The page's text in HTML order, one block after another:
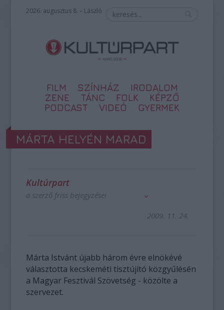
2026. augusztus 8. – László
FILM SZÍNHÁZ
IRODALOM
ZENE
TÁNC FOLK
KÉPZŐ
PODCAST
VIDEÓ GYERMEK
MÁRTA HELYÉN MARAD
Kultúrpart
a szerző friss bejegyzései
2009. 11. 24.
Márta Istvánt újabb három évre elnökévé
választotta kecskeméti tisztújító közgyűlésén
a Magyar Fesztivál Szövetség - közölte a
szervezet.